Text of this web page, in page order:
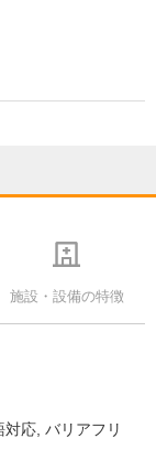
施設・設備の特徴
対応 バリアフリ